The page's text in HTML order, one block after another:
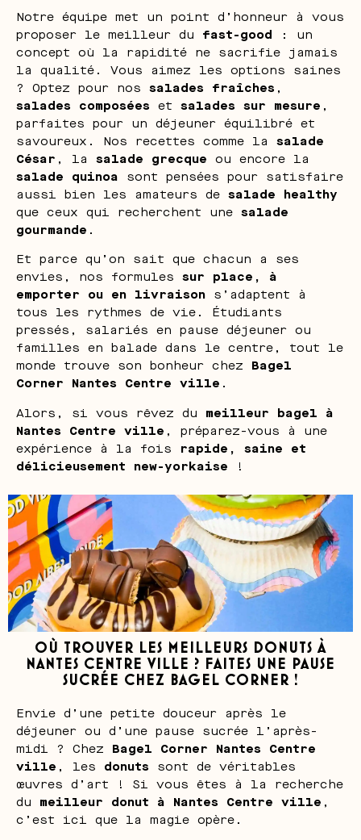
Notre équipe met un point d’honneur à vous
proposer le meilleur du fast-good : un
concept où la rapidité ne sacrifie jamais
la qualité. Vous aimez les options saines
? Optez pour nos salades fraîches ,
salades composées et salades sur mesure ,
parfaites pour un déjeuner équilibré et
savoureux. Nos recettes comme la salade
César , la salade grecque ou encore la
salade quinoa sont pensées pour satisfaire
aussi bien les amateurs de salade healthy
que ceux qui recherchent une salade
gourmande .
Et parce qu’on sait que chacun a ses
envies, nos formules sur place, à
emporter ou en livraison s’adaptent à
tous les rythmes de vie. Étudiants
pressés, salariés en pause déjeuner ou
familles en balade dans le centre, tout le
monde trouve son bonheur chez Bagel
Corner Nantes Centre ville .
Alors, si vous rêvez du meilleur bagel à
Nantes Centre ville , préparez-vous à une
expérience à la fois rapide, saine et
délicieusement new-yorkaise !
OÙ TROUVER LES MEILLEURS DONUTS À
NANTES CENTRE VILLE ? FAITES UNE PAUSE
SUCRÉE CHEZ BAGEL CORNER !
Envie d’une petite douceur après le
déjeuner ou d’une pause sucrée l’après-
midi ? Chez Bagel Corner Nantes Centre
ville , les donuts sont de véritables
œuvres d’art ! Si vous êtes à la recherche
du meilleur donut à Nantes Centre ville ,
c’est ici que la magie opère.